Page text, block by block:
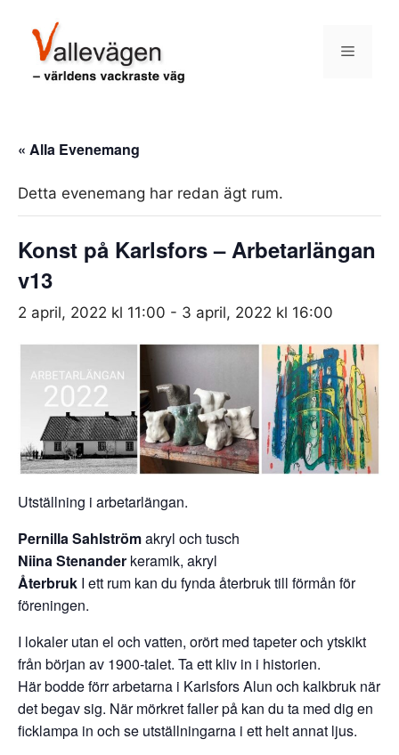
innehåll
Meny
« Alla Evenemang
Detta evenemang har redan ägt rum.
Konst på Karlsfors – Arbetarlängan
v13
2 april, 2022 kl 11:00 - 3 april, 2022 kl 16:00
Utställning i arbetarlängan.
Pernilla Sahlströmakryl och tusch
Niina Stenander keramik, akryl
Återbruk I ett rum kan du fynda återbruk till förmån för
föreningen.
I lokaler utan el och vatten, orört med tapeter och ytskikt
från början av 1900-talet. Ta ett kliv in i historien.
Här bodde förr arbetarna i Karlsfors Alun och kalkbruk när
det begav sig. När mörkret faller på kan du ta med dig en
ficklampa in och se utställningarna i ett helt annat ljus.